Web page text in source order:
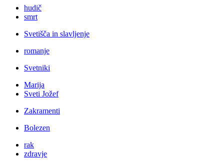
hudič
smrt
Svetišča in slavljenje
romanje
Svetniki
Marija
Sveti Jožef
Zakramenti
Bolezen
rak
zdravje